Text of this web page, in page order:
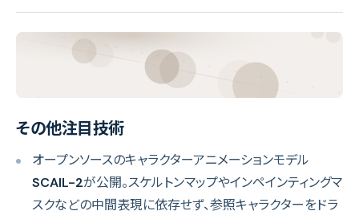
その他注目技術
オープンソースのキャラクターアニメーションモデル
SCAIL-2が公開。スケルトンマップやインペインティングマ
スクなどの中間表現に依存せず、参照キャラクターをドラ